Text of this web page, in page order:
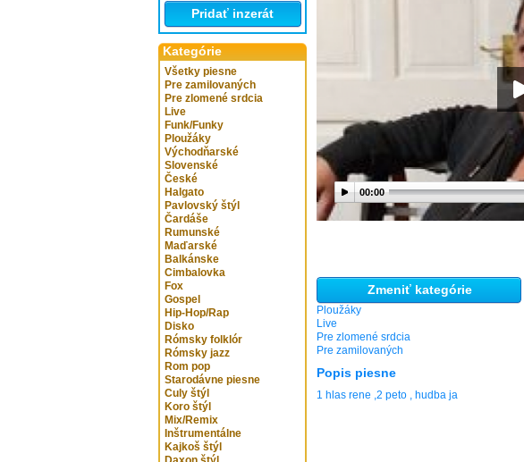
Pridať inzerát
Kategórie
Všetky piesne
Pre zamilovaných
Pre zlomené srdcia
Live
Funk/Funky
Ploužáky
Východňarské
Slovenské
České
Halgato
Pavlovský štýl
Čardáše
Rumunské
Maďarské
Balkánske
Cimbalovka
Fox
Gospel
Hip-Hop/Rap
Disko
Rómsky folklór
Rómsky jazz
Rom pop
Starodávne piesne
Culy štýl
Koro štýl
Mix/Remix
Inštrumentálne
Kajkoš štýl
00:00
Zmeniť kategórie
Ploužáky
Live
Pre zlomené srdcia
Pre zamilovaných
Popis piesne
1 hlas rene ,2 peto , hudba ja